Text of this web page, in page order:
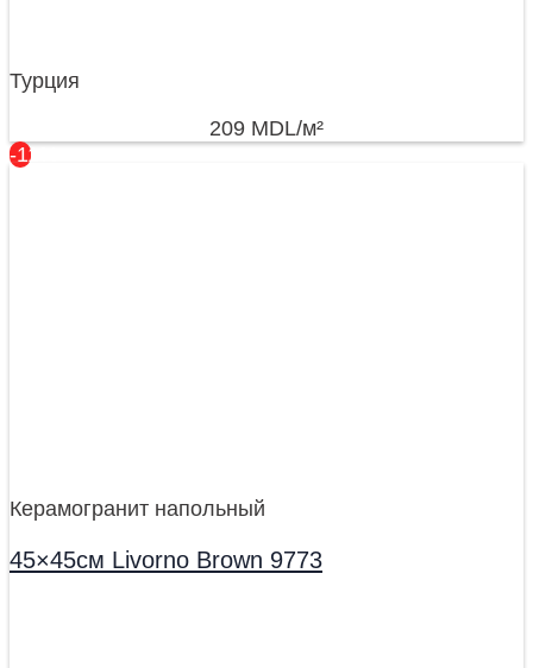
Турция
209 MDL/м²
-11%
Керамогранит напольный
45×45см Livorno Brown 9773